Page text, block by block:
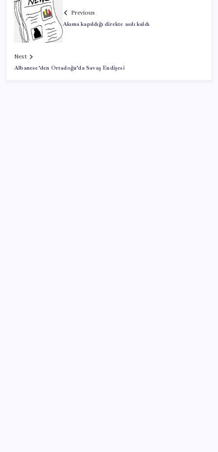
Previous
Akıma kapıldığı direkte asılı kaldı
Next
Albanese’den Ortadoğu’da Savaş Endişesi